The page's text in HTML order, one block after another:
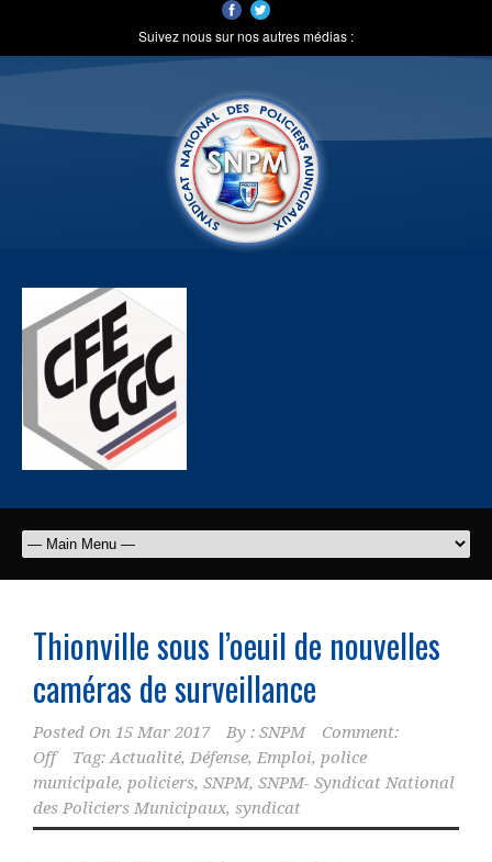
Suivez nous sur nos autres médias :
Thionville sous l’oeuil de nouvelles
caméras de surveillance
Posted On 15 Mar 2017 By : SNPM
Comment:
Off
Tag:Actualité, Défense, Emploi, police
municipale, policiers, SNPM, SNPM- Syndicat National
des Policiers Municipaux, syndicat